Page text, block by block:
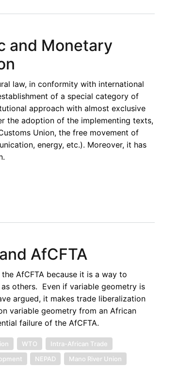
and Monetary
law, in conformity with international
of a special category of
approach with almost exclusive
the adoption of the implementing texts,
Union, the free movement of
energy, etc.). Moreover, it has
AfCFTA
AfCFTA because it is a way to
others. Even if variable geometry is
argued, it makes trade liberalization
variable geometry from an African
failure of the AfCFTA.
WTO
Intra-African Trade
NEPAD
Mano River Union